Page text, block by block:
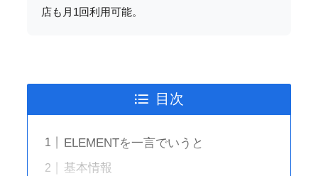
店も月1回利用可能。
目次
ELEMENTを一言でいうと
基本情報